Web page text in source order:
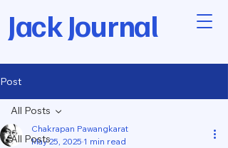
Jack Journal
Post
All Posts
All Posts
Chakrapan Pawangkarat
May 25, 2025 1 min read